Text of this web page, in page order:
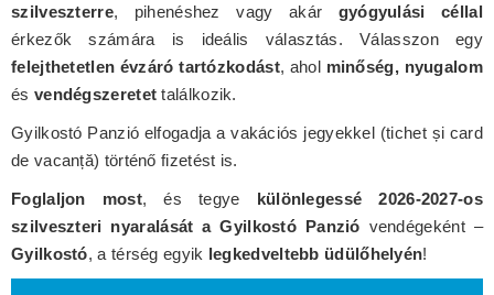
szilveszterre, pihenéshez vagy akár gyógyulási céllal
érkezők számára is ideális választás. Válasszon egy
felejthetetlen évzáró tartózkodást, ahol minőség, nyugalom
és vendégszeretet találkozik.
Gyilkostó Panzió elfogadja a vakációs jegyekkel (tichet și card
de vacanță) történő fizetést is.
Foglaljon most, és tegye különlegessé 2026-2027-os
szilveszteri nyaralását a Gyilkostó Panzió vendégeként –
Gyilkostó, a térség egyik legkedveltebb üdülőhelyén!